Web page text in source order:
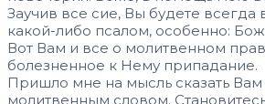
Заучив все сие, Вы будете
какой-либо псалом, особенно:
Вот Вам и все о молитвенном
болезненное к Нему припадание.
Пришло мне на мысль сказать
молитвенным словом.